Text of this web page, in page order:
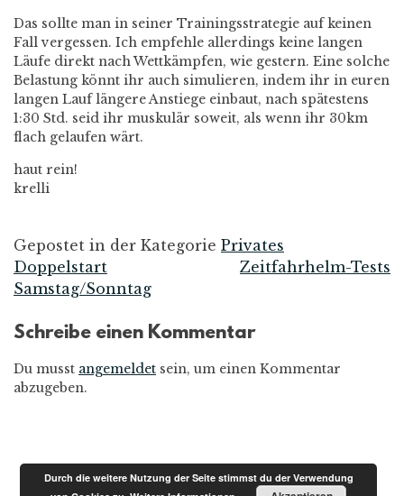
Das sollte man in seiner Trainingsstrategie auf keinen
Fall vergessen. Ich empfehle allerdings keine langen
Läufe direkt nach Wettkämpfen, wie gestern. Eine solche
Belastung könnt ihr auch simulieren, indem ihr in euren
langen Lauf längere Anstiege einbaut, nach spätestens
1:30 Std. seid ihr muskulär soweit, als wenn ihr 30km
flach gelaufen wärt.
haut rein!
krelli
Gepostet in der Kategorie Privates
Beitrags-
Navigation
Doppelstart
Samstag/Sonntag
Zeitfahrhelm-Tests
Schreibe einen Kommentar
Du musst angemeldet sein, um einen Kommentar
abzugeben.
Durch die weitere Nutzung der Seite stimmst du der Verwendung